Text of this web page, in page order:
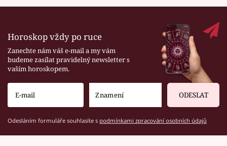
Horoskop vždy po ruce
Zanechte nám váš e-mail a my vám
budeme zasílat pravidelný newsletter s
vaším horoskopem.
ODESLAT
Odesláním formuláře souhlasíte s podmínkami zpracování osobních údajů